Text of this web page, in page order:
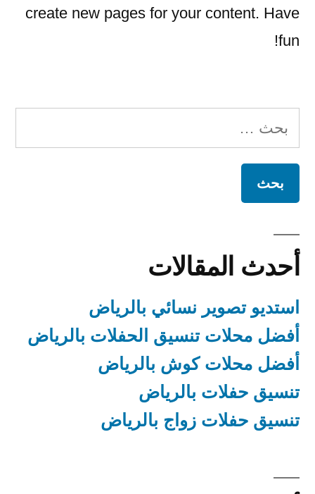
create new pages for your content. Have
fun!
البحث
عن:
أحدث المقالات
استديو تصوير نسائي بالرياض
أفضل محلات تنسيق الحفلات بالرياض
أفضل محلات كوش بالرياض
تنسيق حفلات بالرياض
تنسيق حفلات زواج بالرياض